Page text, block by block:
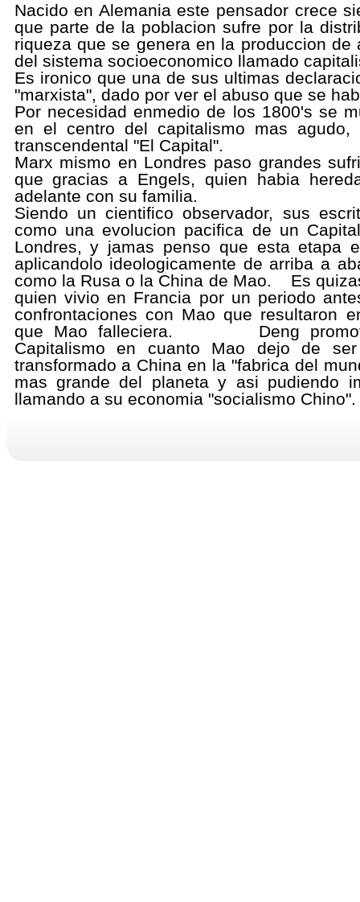
Nacido en Alemania este pensador crece
que parte de la poblacion sufre por la
riqueza que se genera en la produccion
del sistema socioeconomico llamado
Es ironico que una de sus ultimas
"marxista"​, dado por ver el abuso que se
Por necesidad enmedio de los 1800's se
en el centro del capitalismo mas
transcendental "El Capital".
Marx mismo en Londres paso grandes
que gracias a Engels, quien habia
adelante con su familia.
Siendo un cientifico observador, sus
como una evolucion pacifica de un
Londres, ​y jamas penso que esta etapa
aplicandolo ideologicamente de arriba a
como la Rusa o la China de Mao. Es
quien vivio en Francia por un periodo
confrontaciones con Mao que resultaron
que Mao falleciera. Deng
Capitalismo en cuanto Mao dejo de
transformado a China en la "fabrica del
mas grande del planeta y asi pudiendo
llamando a su economia "socialismo Chino".